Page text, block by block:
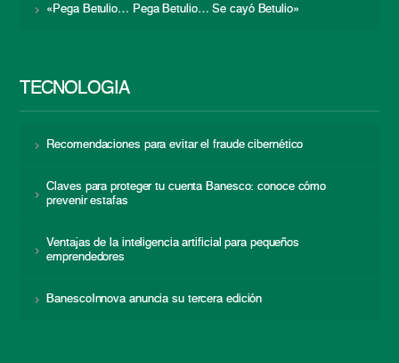
«Pega Betulio… Pega Betulio… Se cayó Betulio»
TECNOLOGÍA
Recomendaciones para evitar el fraude cibernético
Claves para proteger tu cuenta Banesco: conoce cómo
prevenir estafas
Ventajas de la inteligencia artificial para pequeños
emprendedores
BanescoInnova anuncia su tercera edición